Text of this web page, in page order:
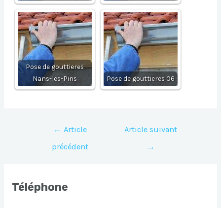
Pose de gouttieres
Nans-les-Pins
Pose de gouttieres 06
Navigation
l’article
← Article
précédent
Article suivant
→
Téléphone